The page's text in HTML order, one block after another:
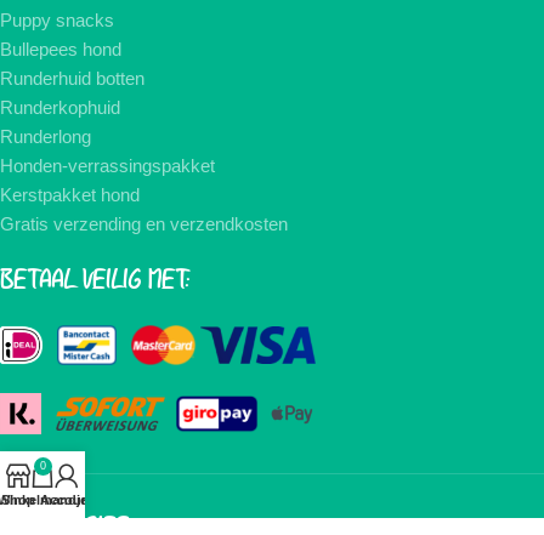
Puppy snacks
Bullepees hond
Runderhuid botten
Runderkophuid
Runderlong
Honden-verrassingspakket
Kerstpakket hond
Gratis verzending en verzendkosten
BETAAL VEILIG MET:
Shop
0
Account